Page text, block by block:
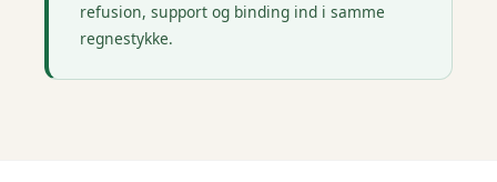
refusion, support og binding ind i samme
regnestykke.